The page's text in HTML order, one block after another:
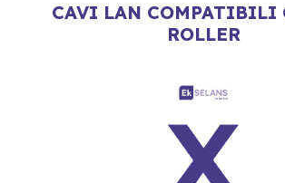
CAVI LAN COMPATIBILI
ROLLER